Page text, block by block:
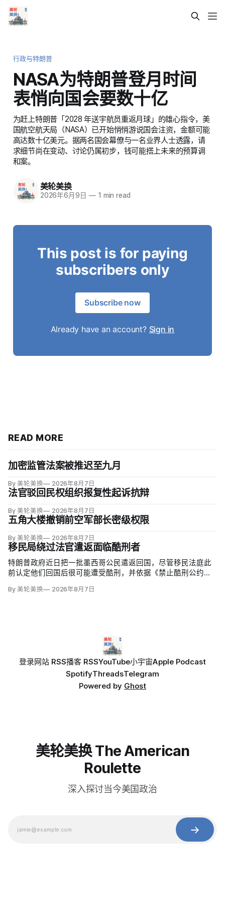
行政与特朗普
NASA为特朗普登月时间
表悄向国会要数十亿
为赶上特朗普「2028 年送宇航员重返月球」的雄心指令，美
国航空航天局（NASA）已开始悄悄游说国会注资，金额可能
高达数十亿美元。据两名国会幕僚与一名业界人士透露，请
求细节尚在变动、讨论仍属初步，钱可能搭上未来的预算调
和案。
美轮美换
2026年6月9日 —1 min read
This post is for paying
subscribers only
Subscribe now
Already have an account? Sign in
READ MORE
加密监管法案被推迟至九月
By 美轮美换 2026年8月7日
法官驳回民权组织报复性起诉抗辩
By 美轮美换 2026年8月7日
五角大楼撤销前空军部长密级权限
By 美轮美换 2026年8月7日
移民局绕过法官遣返面临酷刑者
特朗普政府近日把一批墨西哥公民遣返回国，尽管移民法庭此
前认定他们回国后很可能遭受酷刑，并依据《禁止酷刑公约》
文图雷拉（David Venturella）凭国务院从墨西哥政府取得的
By 美轮美换 2026年8月7日
登录网站 RSS播客 RSSYouTube小宇宙Apple Podcast
SpotifyThreadsTelegram
Powered by Ghost
美轮美换 The American
Roulette
深入探讨当今美国政治